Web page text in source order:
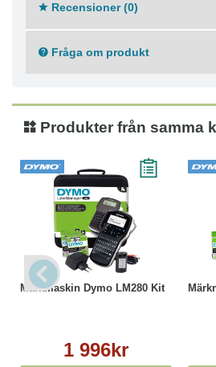
Recensioner (0)
Fråga om produkt
Produkter från samma
Märkmaskin Dymo LM280 Kit
1 996kr